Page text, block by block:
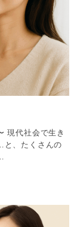
現代社会で生き
と、たくさんの